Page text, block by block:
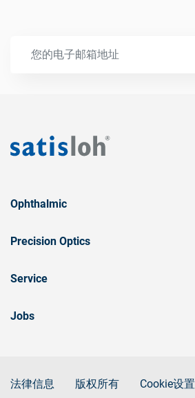
Ophthalmic
Precision Optics
Service
Jobs
法律信息 版权所有 Cookie设置